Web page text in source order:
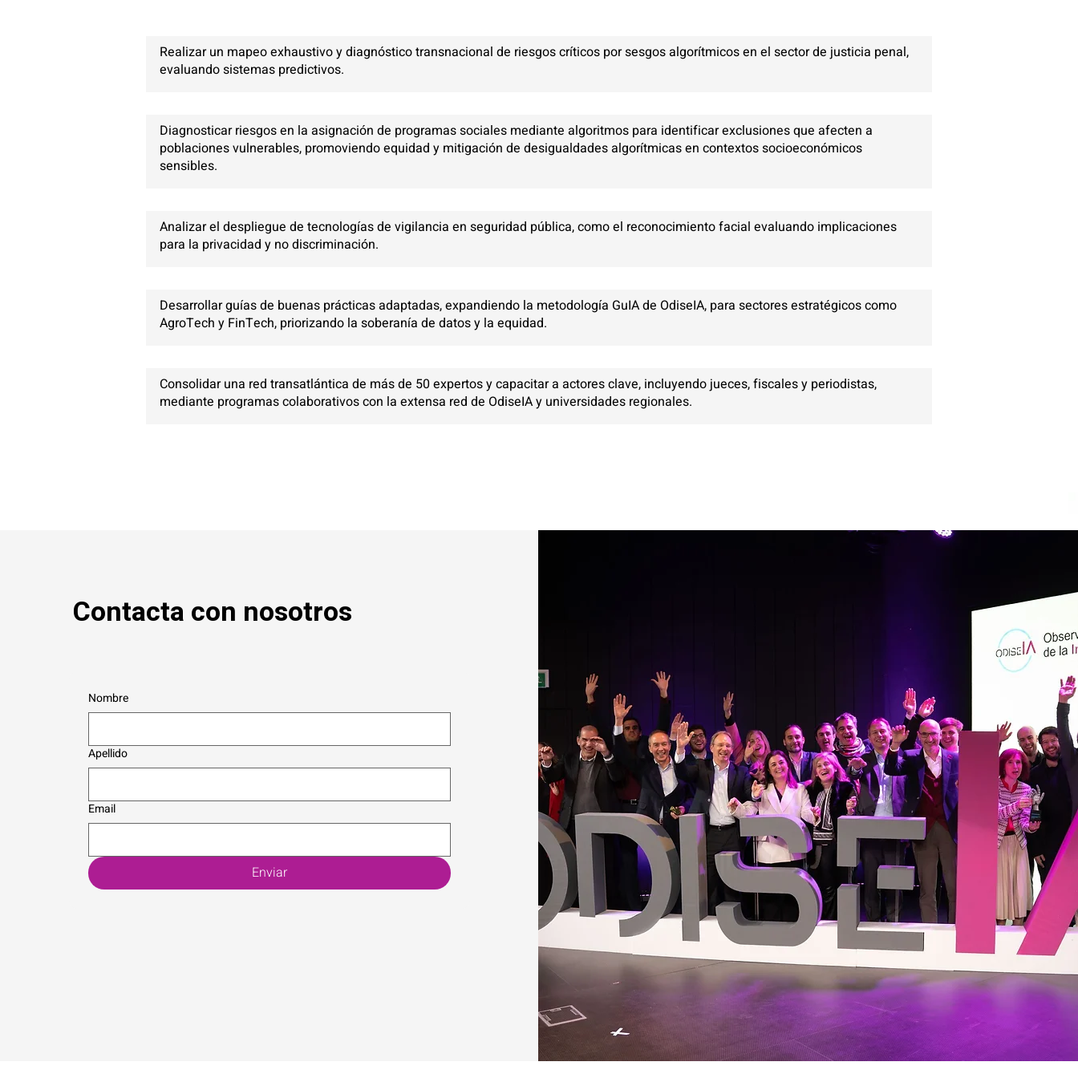
Realizar un mapeo exhaustivo y diagnóstico transnacional de riesgos críticos por sesgos algorítmicos en el sector de justicia penal,
evaluando sistemas predictivos.
Diagnosticar riesgos en la asignación de programas sociales mediante algoritmos para identificar exclusiones que afecten a
poblaciones vulnerables, promoviendo equidad y mitigación de desigualdades algorítmicas en contextos socioeconómicos
sensibles.
Analizar el despliegue de tecnologías de vigilancia en seguridad pública, como el reconocimiento facial evaluando implicaciones
para la privacidad y no discriminación.
Desarrollar guías de buenas prácticas adaptadas, expandiendo la metodología GuIA de OdiseIA, para sectores estratégicos como
AgroTech y FinTech, priorizando la soberanía de datos y la equidad.
Consolidar una red transatlántica de más de 50 expertos y capacitar a actores clave, incluyendo jueces, fiscales y periodistas,
mediante programas colaborativos con la extensa red de OdiseIA y universidades regionales.
Contacta con nosotros
Nombre
Apellido
Email
Enviar